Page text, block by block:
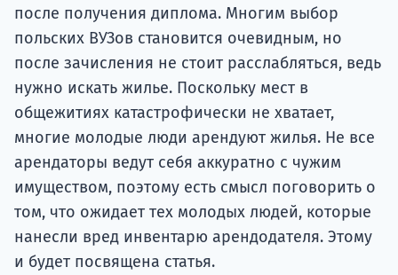
после получения диплома. Многим выбор
польских ВУЗов становится очевидным, но
после зачисления не стоит расслабляться, ведь
нужно искать жилье. Поскольку мест в
общежитиях катастрофически не хватает,
многие молодые люди арендуют жилья. Не все
арендаторы ведут себя аккуратно с чужим
имуществом, поэтому есть смысл поговорить о
том, что ожидает тех молодых людей, которые
нанесли вред инвентарю арендодателя. Этому
и будет посвящена статья.